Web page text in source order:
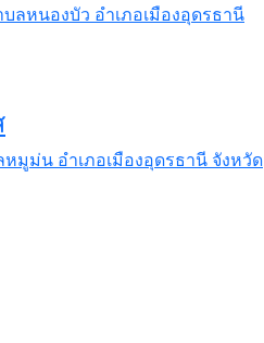
ลหนองบัว อำเภอเมืองอุดรธานี
มูม่น อำเภอเมืองอุดรธานี จังหวัด